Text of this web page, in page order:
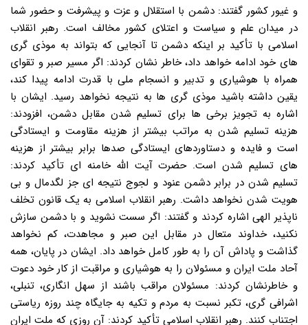
و غیور کشور گفتند: دشمن با استقلال و عزت و پیشرفت و حضور شما
در میدان علم و سیاست و اعتلای کشور مخالف است. رهبر انقلاب
اسلامی با تأکید بر اینکه دشمن تا آنجایی که بتواند به موذی گری
های خود ادامه خواهد داد، خاطر نشان کردند: اگر مسیر صبر و تقوای
همراه با هوشیاری و تدبیر و انسجام ملی با قدرت ادامه پیدا کند،
یقین داشته باشید موذی گری ها به نتیجه نخواهد رسید. ایشان با
اشاره به تجویز برخی ها برای تسلیم شدن مقابل دشمن، افزودند:
هزینه تسلیم شدن به مراتب بیشتر از هزینه مقاومت و ایستادگی
است و فایده و دستاوردهای ایستادگی صدها برابر بیشتر از هزینه
های تسلیم شدن است. حضرت آیت الله خامنه ای تأکید کردند:
تسلیم شدن در برابر دشمن عنود و لجوج نتیجه ای جز لگدمال و بی
هویت شدن نخواهد داشت. رهبر انقلاب اسلامی به یک قانون تخلف
ناپذیر الهی اشاره کردند و گفتند: اگر سست نشوید و با دشمن سازش
نکنید، خداوند متعال در مقابل این صبر و مجاهدت، کم نخواهد
گذاشت و پاداش آن را به طور کامل خواهد داد. ایشان در پایان، همه
آحاد ملت ایران و مسئولان را به هوشیاری و مراقبت از کار خود دعوت
و خاطرنشان کردند: مسئولان مراقب باشند از سهل انگاری، تنبلی،
اشرافی گری، تکبر نسبت به مردم و تکیه به جایگاه چند روزه ریاستی
اجتناب کنند. رهبر انقلاب اسلامی تأکید کردند: آن روزی که ملت ایران